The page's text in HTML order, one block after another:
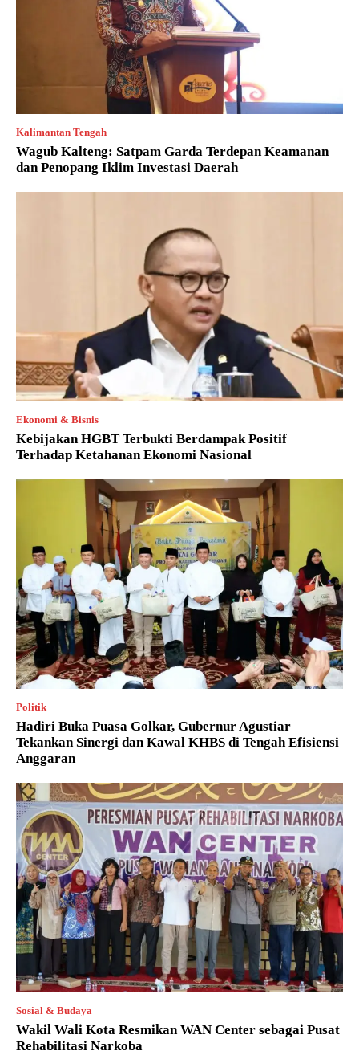
Kalimantan Tengah
Wagub Kalteng: Satpam Garda Terdepan Keamanan
dan Penopang Iklim Investasi Daerah
Ekonomi & Bisnis
Kebijakan HGBT Terbukti Berdampak Positif
Terhadap Ketahanan Ekonomi Nasional
Politik
Hadiri Buka Puasa Golkar, Gubernur Agustiar
Tekankan Sinergi dan Kawal KHBS di Tengah Efisiensi
Anggaran
Sosial & Budaya
Wakil Wali Kota Resmikan WAN Center sebagai Pusat
Rehabilitasi Narkoba